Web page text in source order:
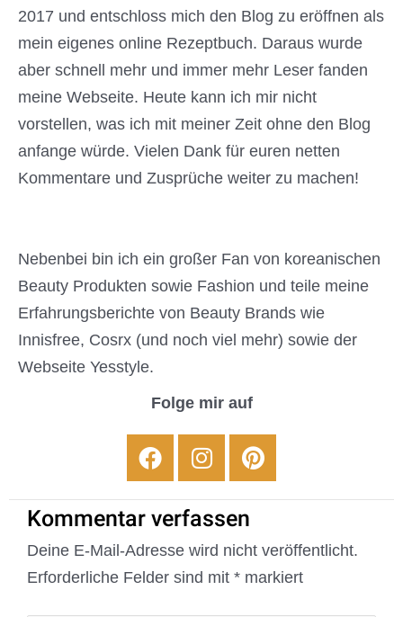
2017 und entschloss mich den Blog zu eröffnen als
mein eigenes online Rezeptbuch. Daraus wurde
aber schnell mehr und immer mehr Leser fanden
meine Webseite. Heute kann ich mir nicht
vorstellen, was ich mit meiner Zeit ohne den Blog
anfange würde. Vielen Dank für euren netten
Kommentare und Zusprüche weiter zu machen!
Nebenbei bin ich ein großer Fan von koreanischen
Beauty Produkten sowie Fashion und teile meine
Erfahrungsberichte von Beauty Brands wie
Innisfree, Cosrx (und noch viel mehr) sowie der
Webseite Yesstyle.
Folge mir auf
Facebook
InstagramPinterest
Kommentar verfassen
Deine E-Mail-Adresse wird nicht veröffentlicht.
Erforderliche Felder sind mit * markiert